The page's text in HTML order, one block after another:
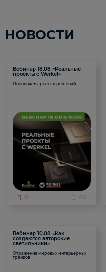
НОВОСТИ
Вебинар 18.08 «Реальные
проекты с Werkel»
Пополняем арсенал решений
11 49
Вебинар 10.08 «Как
создаются авторские
светильники»
Отражение мировых интерьерных
трендов